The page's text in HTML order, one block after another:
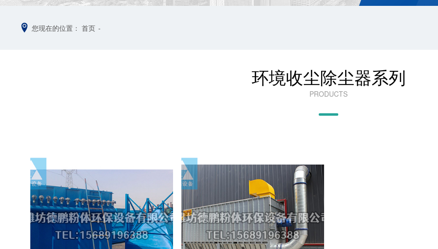
您现在的位置： 首页 -
环境收尘除尘器系列
PRODUCTS